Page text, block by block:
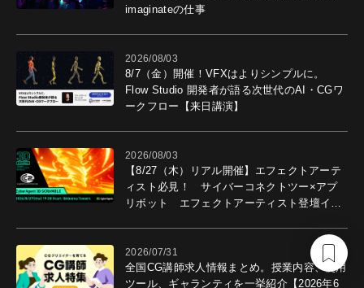
imaginateの仕事
2026/08/03
8/7（金）開催！VFXはよりシンプルに。
Flow Studio 開発者が語る次世代のAI・CGワ
ークフロー【来日講演】
2026/08/03
【8/27（木）リアル開催】エフェクトアーテ
ィスト必見！ サイバーコネクトツー×アプ
リボット エフェクトアーティスト登壇イベ
2026/07/31
全国CG講師求人情報まとめ。授業内容、使用
ツール、ギャランティを一挙紹介【2026年6